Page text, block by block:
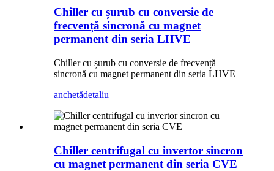
Chiller cu șurub cu conversie de
frecvență sincronă cu magnet
permanent din seria LHVE
Chiller cu șurub cu conversie de frecvență
sincronă cu magnet permanent din seria LHVE
anchetădetaliu
Chiller centrifugal cu invertor sincron
cu magnet permanent din seria CVE